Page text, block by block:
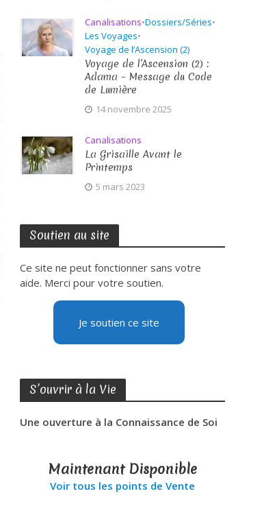
Canalisations•Dossiers/Séries•
Les Voyages•
Voyage de l’Ascension (2)
Voyage de l’Ascension (2) :
Adama – Message du Code
de Lumière
14 novembre 2025
Canalisations
La Grisaille Avant le
Printemps
5 mars 2023
Soutien au site
Ce site ne peut fonctionner sans votre
aide. Merci pour votre soutien.
Je soutien ce site
S’ouvrir à la Vie
Une ouverture à la Connaissance de Soi
Maintenant Disponible
Voir tous les points de Vente